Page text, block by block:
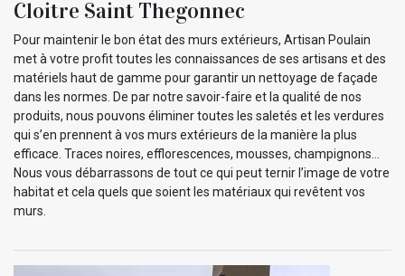
Cloitre Saint Thegonnec
Pour maintenir le bon état des murs extérieurs, Artisan Poulain
met à votre profit toutes les connaissances de ses artisans et des
matériels haut de gamme pour garantir un nettoyage de façade
dans les normes. De par notre savoir-faire et la qualité de nos
produits, nous pouvons éliminer toutes les saletés et les verdures
qui s’en prennent à vos murs extérieurs de la manière la plus
efficace. Traces noires, efflorescences, mousses, champignons…
Nous vous débarrassons de tout ce qui peut ternir l’image de votre
habitat et cela quels que soient les matériaux qui revêtent vos
murs.